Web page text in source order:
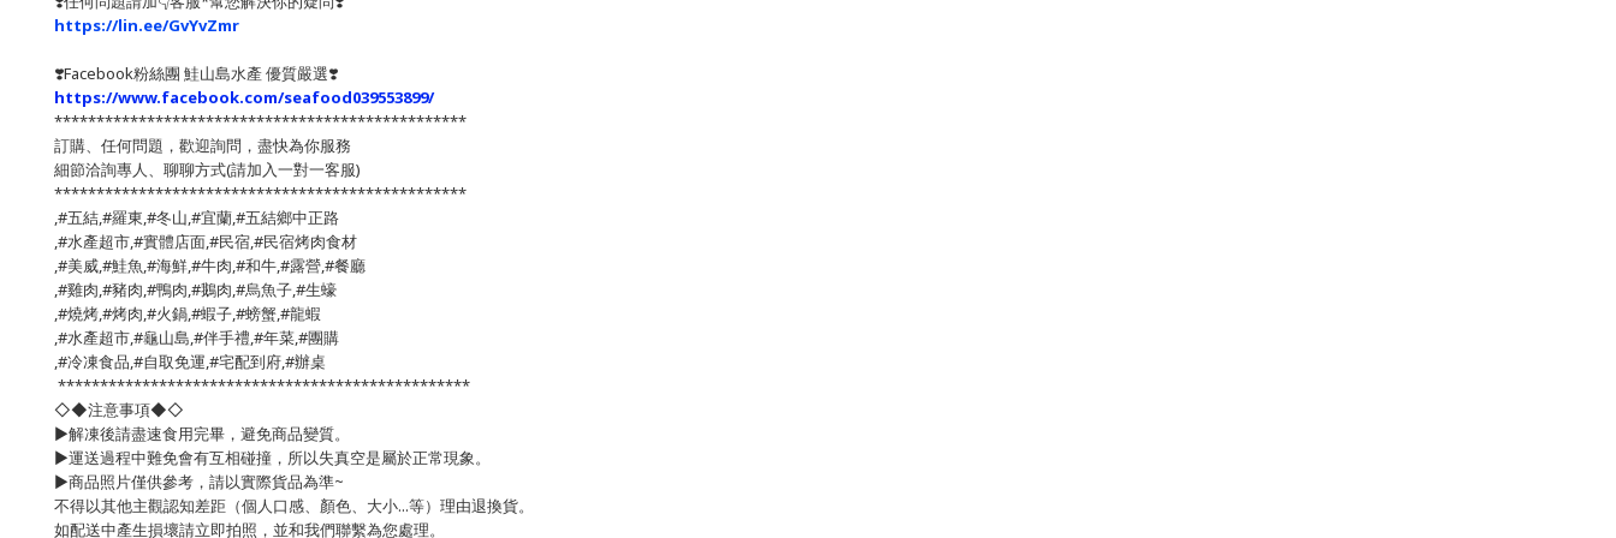
https://lin.ee/GvYvZmr
❣️Facebook粉絲團 鮭山島水產 優質嚴選❣️
https://www.facebook.com/seafood039553899/
*************************************************
訂購、任何問題，歡迎詢問，盡快為你服務
細節洽詢專人、聊聊方式(請加入一對一客服)
*************************************************
,#五結,#羅東,#冬山,#宜蘭,#五結鄉中正路
,#水產超市,#實體店面,#民宿,#民宿烤肉食材
,#美威,#鮭魚,#海鮮,#牛肉,#和牛,#露營,#餐廳
,#雞肉,#豬肉,#鴨肉,#鵝肉,#烏魚子,#生蠔
,#燒烤,#烤肉,#火鍋,#蝦子,#螃蟹,#龍蝦
,#水產超市,#龜山島,#伴手禮,#年菜,#團購
,#冷凍食品,#自取免運,#宅配到府,#辦桌
*************************************************
◇◆注意事項◆◇
▶️解凍後請盡速食用完畢，避免商品變質。
▶️運送過程中難免會有互相碰撞，所以失真空是屬於正常現象。
▶️商品照片僅供參考，請以實際貨品為準~
不得以其他主觀認知差距（個人口感、顏色、大小...等）理由退換貨。
如配送中產生損壞請立即拍照，並和我們聯繫為您處理。